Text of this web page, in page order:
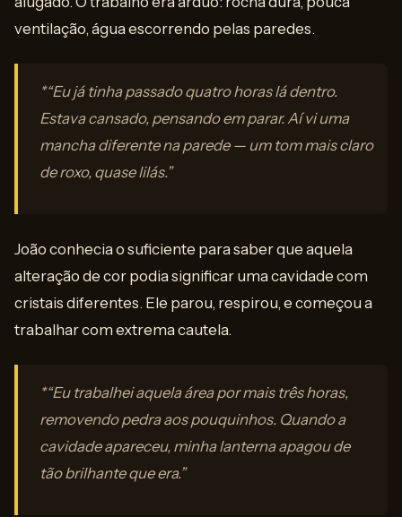
ventilação, água escorrendo pelas paredes.
*“Eu já tinha passado quatro horas lá dentro.
Estava cansado, pensando em parar. Aí vi uma
mancha diferente na parede — um tom mais claro
de roxo, quase lilás.”
João conhecia o suficiente para saber que aquela
alteração de cor podia significar uma cavidade com
cristais diferentes. Ele parou, respirou, e começou a
trabalhar com extrema cautela.
*“Eu trabalhei aquela área por mais três horas,
removendo pedra aos pouquinhos. Quando a
cavidade apareceu, minha lanterna apagou de
tão brilhante que era.”